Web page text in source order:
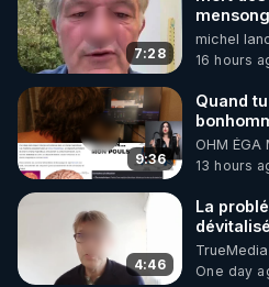
🌱 INSTAGRAM
https://www.instagram.com/
http://rgnr.li/instagram
🌱 LA NEWSLETTER
Pour ne pas rater l’actualité
http://rgnr.li/news
7:28
michel
16 hours
9:36
Quand
ondes ils
OHM ÉGA
13 hours
4:46
La
TrueMedia
One day